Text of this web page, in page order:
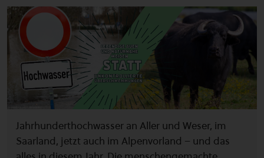
Jahrhunderthochwasser an Aller und Weser, im
Saarland, jetzt auch im Alpenvorland – und das